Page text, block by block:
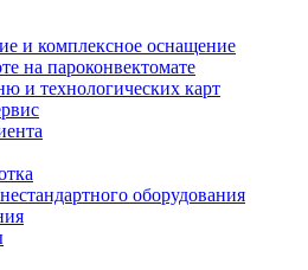
и комплексное оснащение
на пароконвектомате
и технологических карт
оборудования